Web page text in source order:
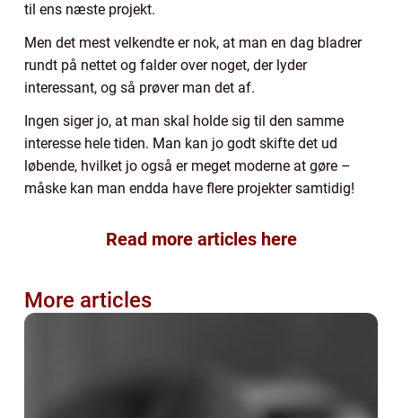
til ens næste projekt.
Men det mest velkendte er nok, at man en dag bladrer
rundt på nettet og falder over noget, der lyder
interessant, og så prøver man det af.
Ingen siger jo, at man skal holde sig til den samme
interesse hele tiden. Man kan jo godt skifte det ud
løbende, hvilket jo også er meget moderne at gøre –
måske kan man endda have flere projekter samtidig!
Read more articles here
More articles